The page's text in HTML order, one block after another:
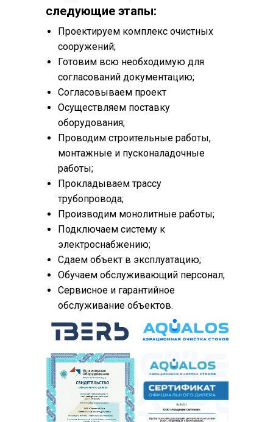
следующие этапы:
Проектируем комплекс очистных
сооружений;
Готовим всю необходимую для
согласований документацию;
Согласовываем проект
Осуществляем поставку
оборудования;
Проводим строительные работы,
монтажные и пусконаладочные
работы;
Прокладываем трассу
трубопровода;
Производим монолитные работы;
Подключаем систему к
электроснабжению;
Сдаем объект в эксплуатацию;
Обучаем обслуживающий персонал;
Сервисное и гарантийное
обслуживание объектов.